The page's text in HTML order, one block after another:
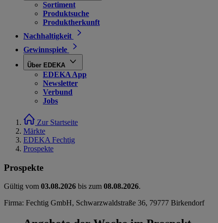
Sortiment
Produktsuche
Produktherkunft
Nachhaltigkeit
Gewinnspiele
Über EDEKA
EDEKA App
Newsletter
Verbund
Jobs
Zur Startseite
Märkte
EDEKA Fechtig
Prospekte
Prospekte
Gültig vom 03.08.2026 bis zum 08.08.2026.
Firma: Fechtig GmbH, Schwarzwaldstraße 36, 79777 Birkendorf